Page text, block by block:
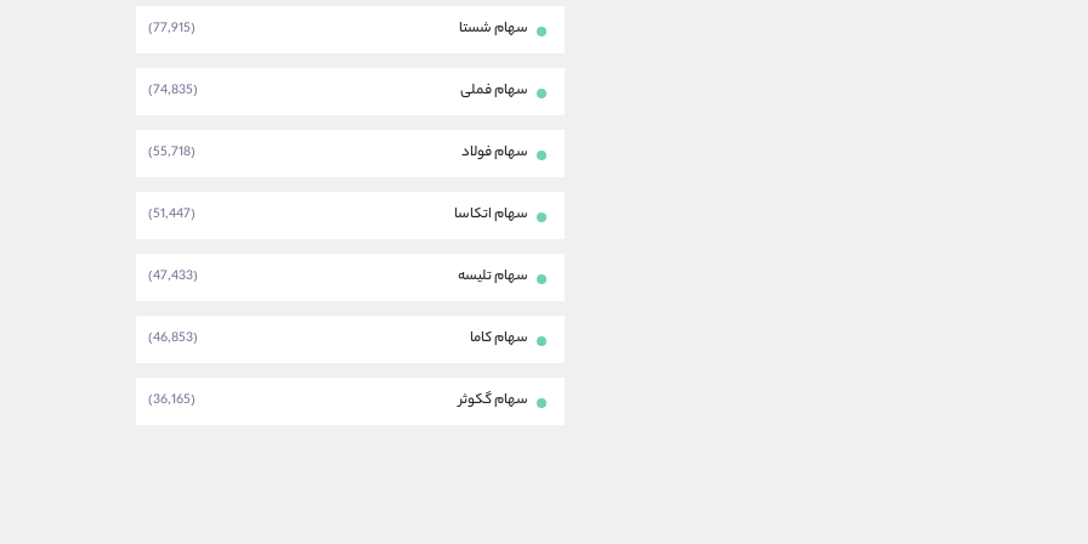
سهام شستا (77,915)
سهام فملی (74,835)
سهام فولاد (55,718)
سهام اتکاسا (51,447)
سهام تلیسه (47,433)
سهام کاما (46,853)
سهام گکوثر (36,165)